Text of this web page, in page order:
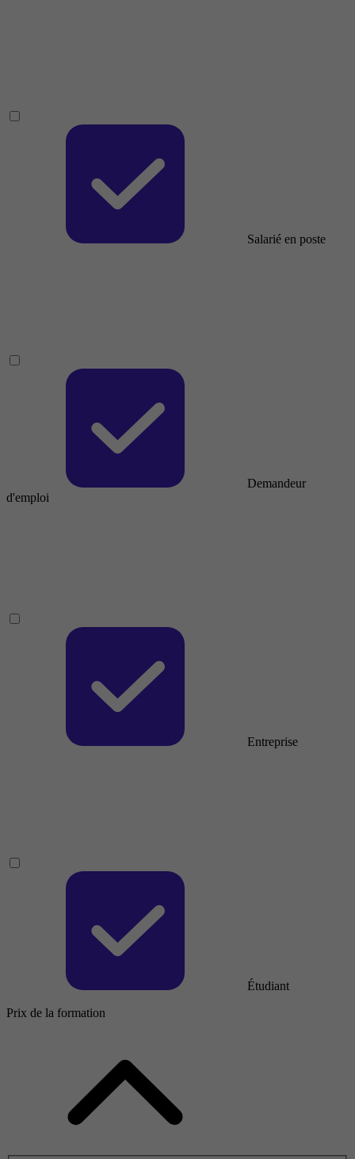
Salarié en poste
Demandeur
d'emploi
Entreprise
Étudiant
Prix de la formation